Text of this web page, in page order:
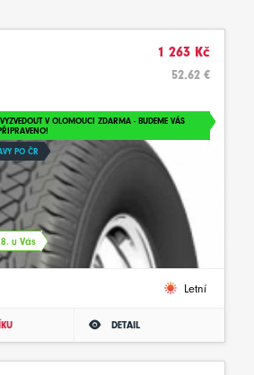
1 263 Kč
52.62 €
V OLOMOUCI ZDARMA - BUDEME VÁS
PO ČR
u Vás
Letní
DETAIL